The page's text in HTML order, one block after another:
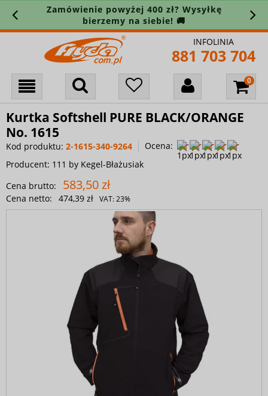
Zamówienie powyżej 400 zł? Wysyłkę
bierzemy na siebie! 🚚
INFOLINIA
881 703 704
Kurtka Softshell PURE BLACK/ORANGE
No. 1615
Kod produktu: 2-1615-340-9264
Ocena:
Producent: 111 by Kegel-Błażusiak
Cena brutto:
583,50 zł
Cena netto: 474,39 zł VAT:23%